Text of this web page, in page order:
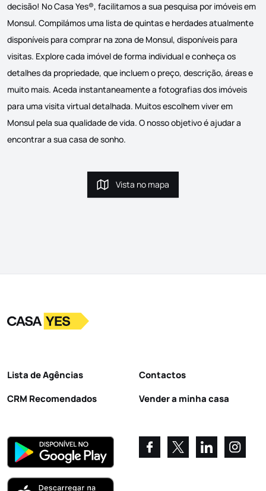
decisão! No Casa Yes®, facilitamos a sua pesquisa por imóveis em
Monsul. Compilámos uma lista de quintas e herdades atualmente
disponíveis para comprar na zona de Monsul, disponíveis para
visitas. Explore cada imóvel de forma individual e conheça os
detalhes da propriedade, que incluem o preço, descrição, áreas e
muito mais. Aceda instantaneamente a fotografias dos imóveis
para uma visita virtual detalhada. Muitos escolhem viver em
Monsul pela sua qualidade de vida. O nosso objetivo é ajudar a
encontrar a sua casa de sonho.
Vista no mapa
Vista no mapa
LogoIr para a homepage
Lista de Agências
CRM Recomendados
Contactos
Vender a minha casa